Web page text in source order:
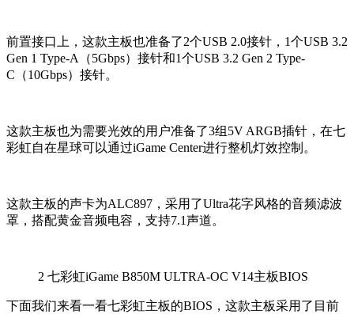
前置接口上，这款主板也准备了2个USB 2.0接针，1个USB 3.2
Gen 1 Type-A（5Gbps）接针和1个USB 3.2 Gen 2 Type-
C（10Gbps）接针。
这款主板也为需要光效的用户准备了3组5V ARGB插针，在七
彩虹自在星球可以通过iGame Center进行整机灯效控制。
这款主板的声卡为ALC897，采用了Ultra花字风格的音频滤波
罩，搭配黄金音频电容，支持7.1声道。
2 七彩虹iGame B850M ULTRA-OC V14主板BIOS
下面我们来看一看七彩虹主板的BIOS，这款主板采用了目前